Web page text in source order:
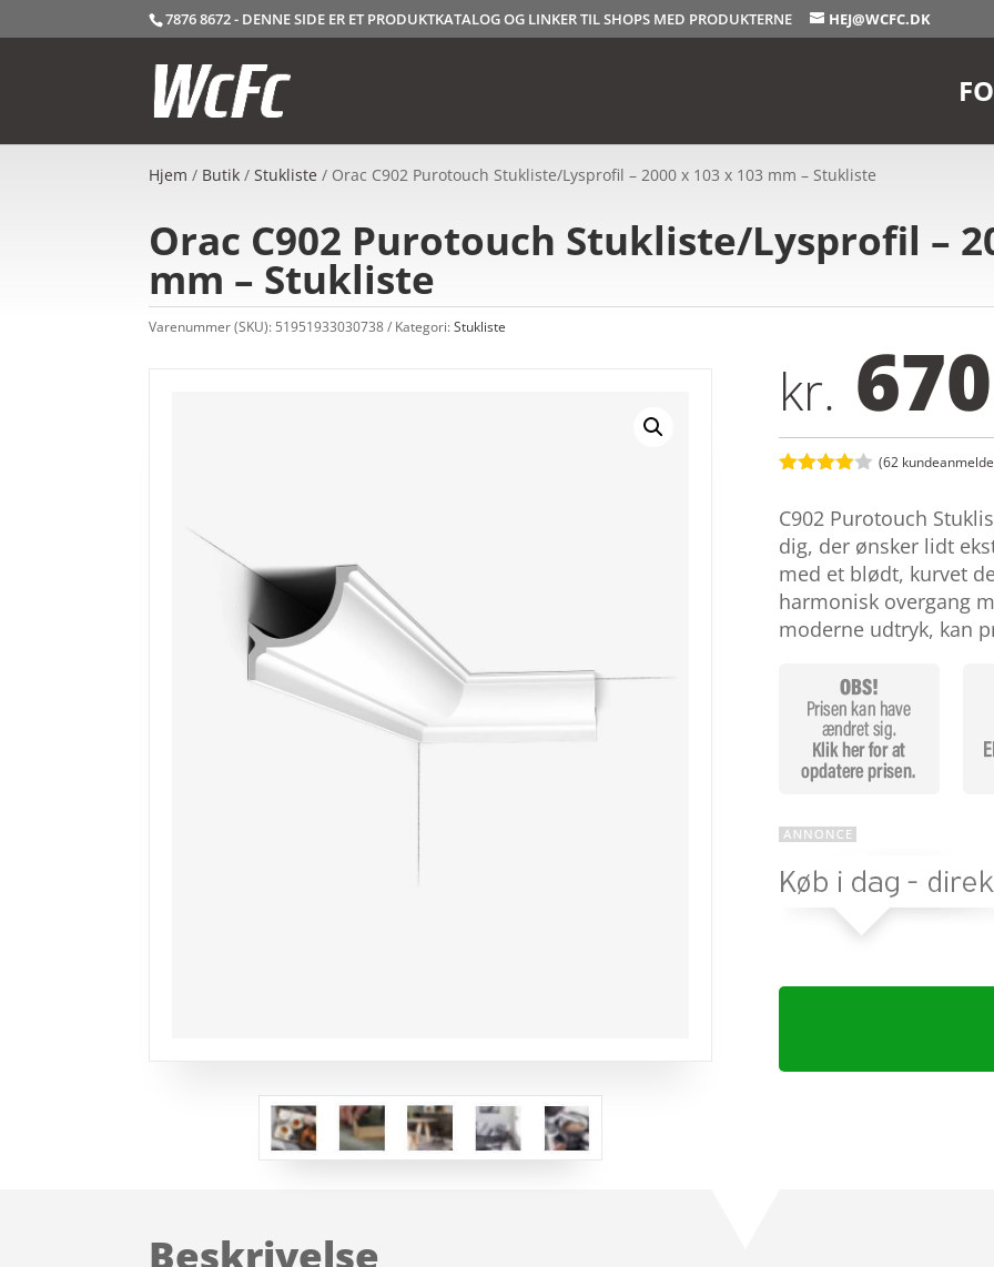
7876 8672 - DENNE SIDE ER ET PRODUKTKATALOG OG LINKER TIL SHOPS MED PRODUKTERNE HEJ@WCFC.DK
Hjem / Butik /Stukliste / Orac C902 Purotouch Stukliste/Lysprofil – 2000 x 103 x 103 mm – Stukliste
Orac C902 Purotouch Stukliste/Lysprofil –
mm – Stukliste
Varenummer (SKU): 51951933030738 Kategori:Stukliste
kr.
ud af 5
baseret
på
kundebed
ømmelse
r
(62
C902 Purotouch
dig, der ønsker lidt
med et blødt, kurvet
harmonisk overgang
moderne udtryk, kan
Beskrivelse